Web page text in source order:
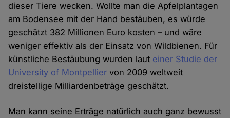
dieser Tiere wecken. Wollte man die Apfelplantagen
am Bodensee mit der Hand bestäuben, es würde
geschätzt 382 Millionen Euro kosten – und wäre
weniger effektiv als der Einsatz von Wildbienen. Für
künstliche Bestäubung wurden laut einer Studie der
University of Montpellier von 2009 weltweit
dreistellige Milliardenbeträge geschätzt.
Man kann seine Erträge natürlich auch ganz bewusst